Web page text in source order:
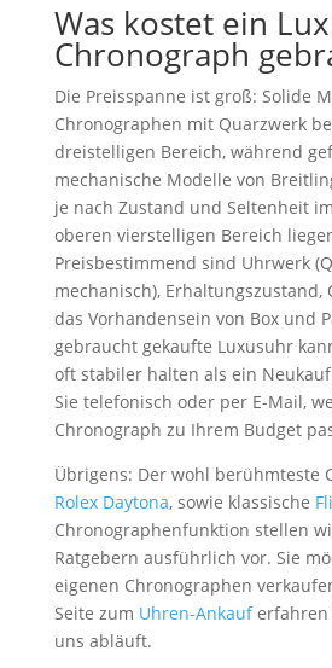
Was kostet ein
Chronograph
Die Preisspanne ist groß: Solide
Chronographen mit Quarzwerk
dreistelligen Bereich, während
mechanische Modelle von
je nach Zustand und Seltenheit
oberen vierstelligen Bereich
Preisbestimmend sind Uhrwerk
mechanisch), Erhaltungszustand,
das Vorhandensein von Box und
gebraucht gekaufte Luxusuhr
oft stabiler halten als ein
Sie telefonisch oder per E-Mail,
Chronograph zu Ihrem Budget
Übrigens: Der wohl berühmteste
Rolex Daytona, sowie klassische
Chronographenfunktion stellen
Ratgebern ausführlich vor. Sie
eigenen Chronographen
Seite zum Uhren-Ankauferfahren
uns abläuft.